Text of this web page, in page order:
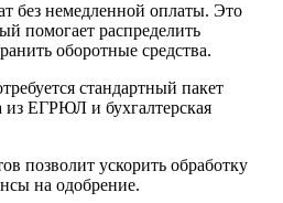
без немедленной оплаты. Это
помогает распределить
оборотные средства.
стандартный пакет
из ЕГРЮЛ и бухгалтерская
позволит ускорить обработку
на одобрение.